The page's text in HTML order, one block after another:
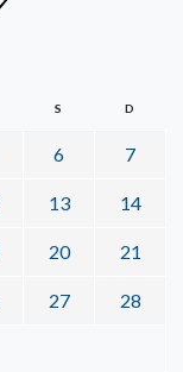
S D
6 7
13 14
20 21
27 28